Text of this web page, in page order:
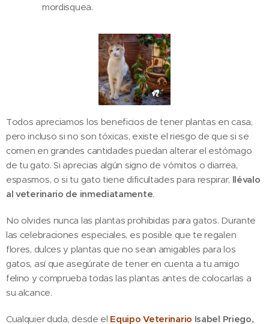
mordisquea.
Todos apreciamos los beneficios de tener plantas en casa,
pero incluso si no son tóxicas, existe el riesgo de que si se
comen en grandes cantidades puedan alterar el estómago
de tu gato. Si aprecias algún signo de vómitos o diarrea,
espasmos, o si tu gato tiene dificultades para respirar, llévalo
al veterinario de inmediatamente.
No olvides nunca las plantas prohibidas para gatos. Durante
las celebraciones especiales, es posible que te regalen
flores, dulces y plantas que no sean amigables para los
gatos, así que asegúrate de tener en cuenta a tu amigo
felino y comprueba todas las plantas antes de colocarlas a
su alcance.
Cualquier duda, desde el Equipo Veterinario Isabel Priego,